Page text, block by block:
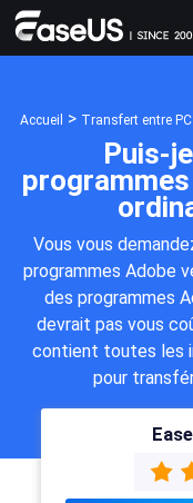
Accueil > Transfert entre PC
Puis-
Vous vous
programmes Adobe
des programmes
devrait pas vous
contient toutes les
pour